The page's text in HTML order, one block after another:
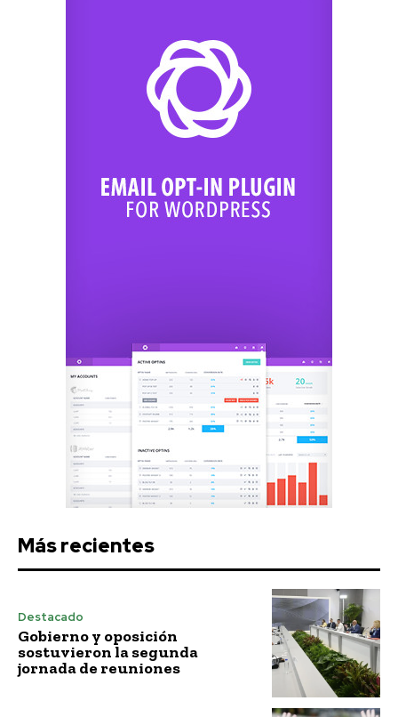
Más recientes
Destacado
Gobierno y oposición
sostuvieron la segunda
jornada de reuniones